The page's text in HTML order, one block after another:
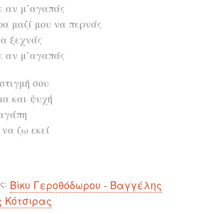
αν μ’αγαπάς
μαζί μου να περνάς
ξεχνάς
αν μ’αγαπάς
σου
και ψυχή
ζω εκεί
Βίκυ Γεροθόδωρου - Βαγγέλης